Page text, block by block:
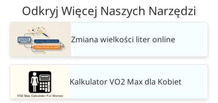
Odkryj Więcej Naszych Narzędzi
Zmiana wielkości liter online
Kalkulator VO2 Max dla Kobiet